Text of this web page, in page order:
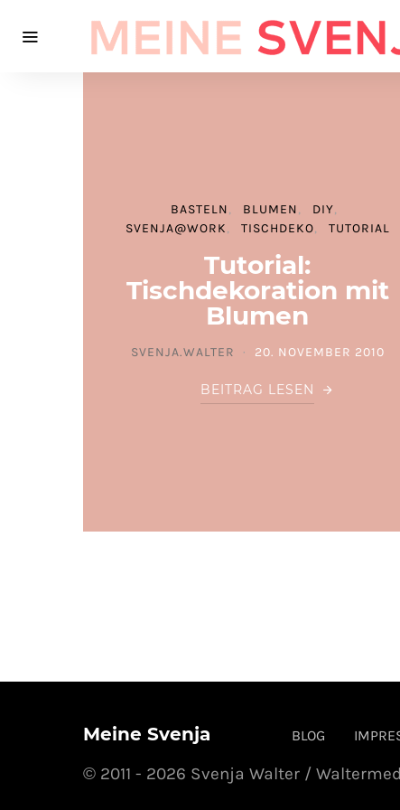
BASTELN BLUMEN
DIY
SVENJA@WORK
TISCHDEKO TUTORIAL
Tutorial:
Tischdekoration mit
Blumen
SVENJA.WALTER
POSTED ON
20. NOVEMBER 2010
BEITRAG LESEN
Meine Svenja BLOG
© 2011 - 2026 Svenja Walter /